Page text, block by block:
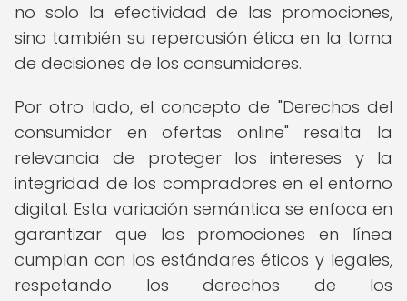
no solo la efectividad de las promociones,
sino también su repercusión ética en la toma
de decisiones de los consumidores.
Por otro lado, el concepto de "Derechos del
consumidor en ofertas online" resalta la
relevancia de proteger los intereses y la
integridad de los compradores en el entorno
digital. Esta variación semántica se enfoca en
garantizar que las promociones en línea
cumplan con los estándares éticos y legales,
respetando los derechos de los